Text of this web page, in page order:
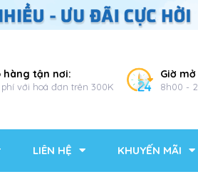
hàng tận nơi:
phí với hoá đơn trên 300K
Giờ mở
8h00 -
LIÊN HỆ KHUYẾN MÃI